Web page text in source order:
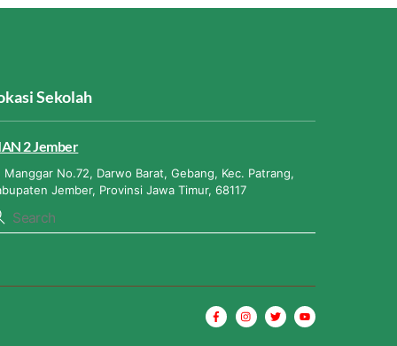
Sekolah
2 Jember
Manggar No.72, Darwo Barat, Gebang, Kec. Patrang,
Jember, Provinsi Jawa Timur, 68117